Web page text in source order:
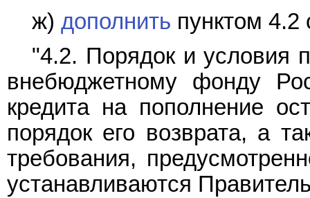
ж) дополнить пунктом
"4.2. Порядок и условия
внебюджетному фонду
кредита на пополнение
порядок его возврата, а
требования,
устанавливаются